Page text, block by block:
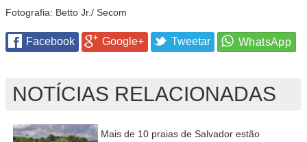
Fotografia: Betto Jr./ Secom
Facebook Google+ Tweetar
NOTÍCIAS RELACIONADAS
Mais de 10 praias de Salvador estão